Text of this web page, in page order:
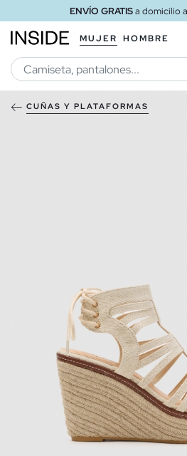
ENVÍO GRATISa domicilio
MUJER HOMBRE
CUÑAS Y PLATAFORMAS